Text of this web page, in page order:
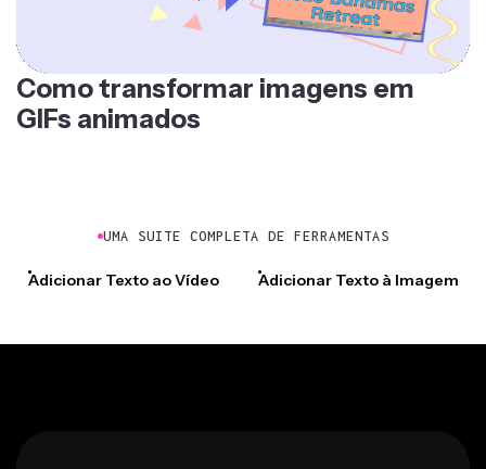
Como transformar imagens em
GIFs animados
UMA SUITE COMPLETA DE FERRAMENTAS
Adicionar Texto ao Vídeo Adicionar Texto à Imagem